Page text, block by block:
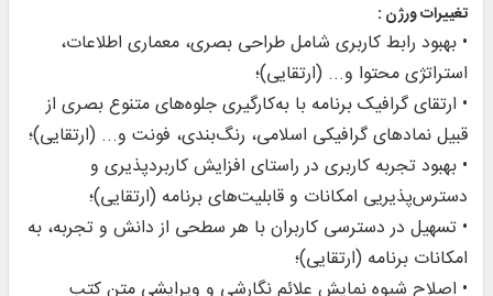
تغییرات ورژن :
• بهبود رابط کاربری شامل طراحی بصری، معماری اطلاعات،
استراتژی محتوا و... (ارتقایی)؛
• ارتقای گرافیک برنامه با به‌کارگیری جلوه‌های متنوع بصری از
قبیل نمادهای گرافیکی اسلامی، رنگ‌بندی، فونت و... (ارتقایی)؛
• بهبود تجربه کاربری در راستای افزایش کاربردپذیری و
دسترس‌پذیریی امکانات و قابلیت‌های برنامه (ارتقایی)؛
• تسهیل در دسترسی کاربران با هر سطحی از دانش و تجربه، به
امکانات برنامه (ارتقایی)؛